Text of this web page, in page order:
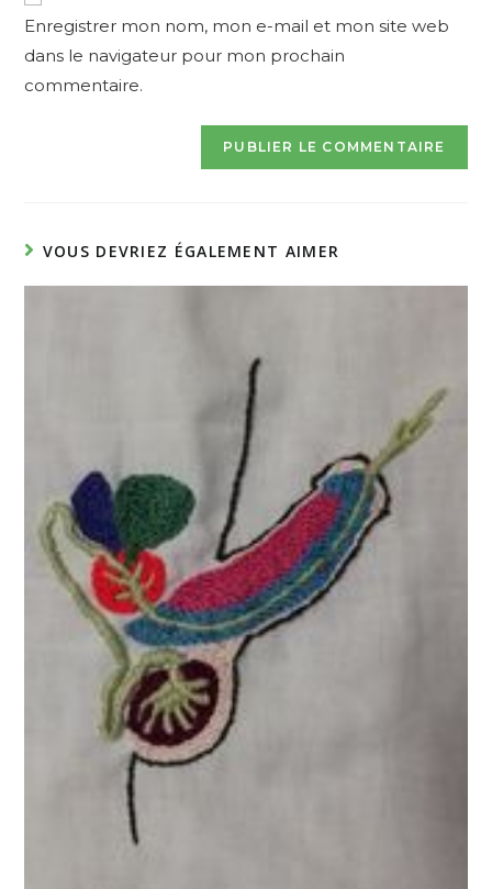
URL
(optional)
Enregistrer mon nom, mon e-mail et mon site web
dans le navigateur pour mon prochain
commentaire.
VOUS DEVRIEZ ÉGALEMENT AIMER